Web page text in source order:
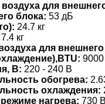
для
блока: 53 дБ
24.7 кг
7.4 кг
для
9000
В: 220 - 240 В
обогрева:
охлаждения:
нагрева: 730